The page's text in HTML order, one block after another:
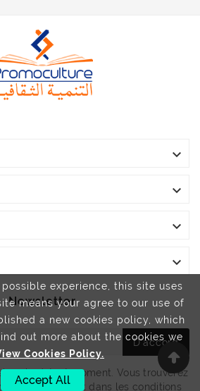
experience, this site uses
means your agree to our use of
a new cookies policy, which
out more about the cookies we
Cookies Policy.
Accept All




Newsletter
D'accord
à tout moment. Vous trouverez
de contact dans les conditions